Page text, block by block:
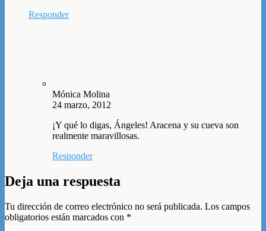
Responder
Mónica Molina
24 marzo, 2012
¡Y qué lo digas, Ángeles! Aracena y su cueva son
realmente maravillosas.
Responder
Deja una respuesta
Tu dirección de correo electrónico no será publicada. Los campos
obligatorios están marcados con *